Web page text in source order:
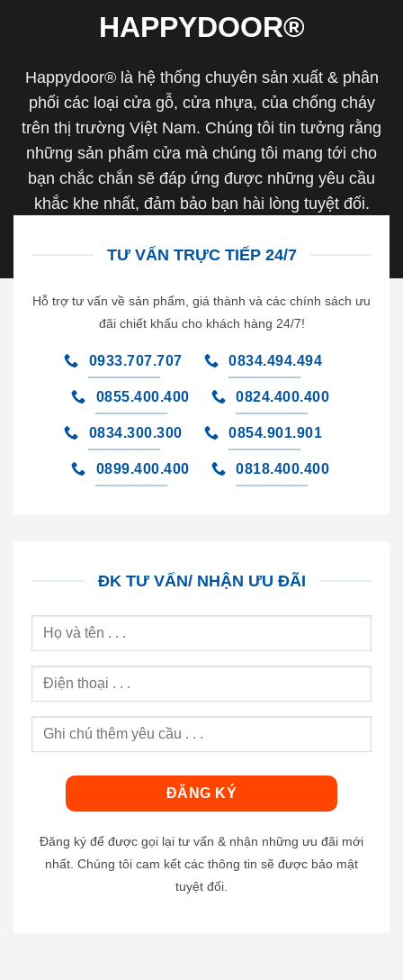
HAPPYDOOR®
Happydoor® là hệ thống chuyên sản xuất & phân
phối các loại cửa gỗ, cửa nhựa, của chống cháy
trên thị trường Việt Nam. Chúng tôi tin tưởng rằng
những sản phẩm cửa mà chúng tôi mang tới cho
bạn chắc chắn sẽ đáp ứng được những yêu cầu
khắc khe nhất, đảm bảo bạn hài lòng tuyệt đối.
TƯ VẤN TRỰC TIẾP 24/7
Hỗ trợ tư vấn về sản phẩm, giá thành và các chính sách ưu
đãi chiết khấu cho khách hàng 24/7!
0933.707.707 0834.494.494
0855.400.400 0824.400.400
0834.300.300 0854.901.901
0899.400.400 0818.400.400
ĐK TƯ VẤN/ NHẬN ƯU ĐÃI
Đăng ký để được gọi lại tư vấn & nhận những ưu đãi mới
nhất. Chúng tôi cam kết các thông tin sẽ được bảo mật
tuyệt đối.